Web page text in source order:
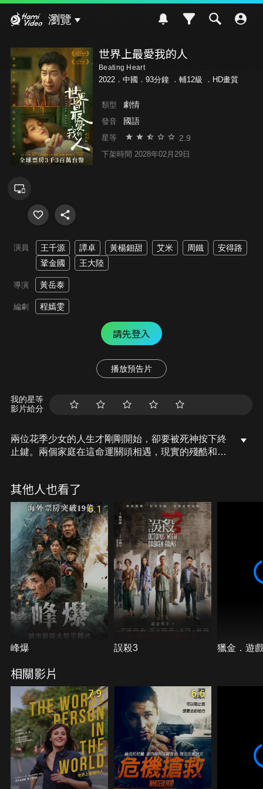
瀏覽
世界上最愛我的人
Beating Heart
2022．中國．93分鐘 ． 輔12級 ．HD畫質
類型 劇情
發音 國語
星等 2.9
下架時間 2028年02月29日
演員 王千源 譚卓 黃楊鈿甜 艾米 周鐵
安得路
鞏金國
王大陸
導演 黃岳泰
編劇 程嫣雯
請先登入
播放預告片
我的星等
影片給分
兩位花季少女的人生才剛剛開始，卻要被死神按下終
止鍵。兩個家庭在這命運關頭相遇，現實的殘酷和時
變賣家產的母親，他們不惜付出一切代價也要讓自己
的女兒活下去。在生死攸關面前，他們能否經得住人
性的考驗？
其他人也看了
6.1
峰爆 誤殺3 獵金．遊
相關影片
7.9 6.6